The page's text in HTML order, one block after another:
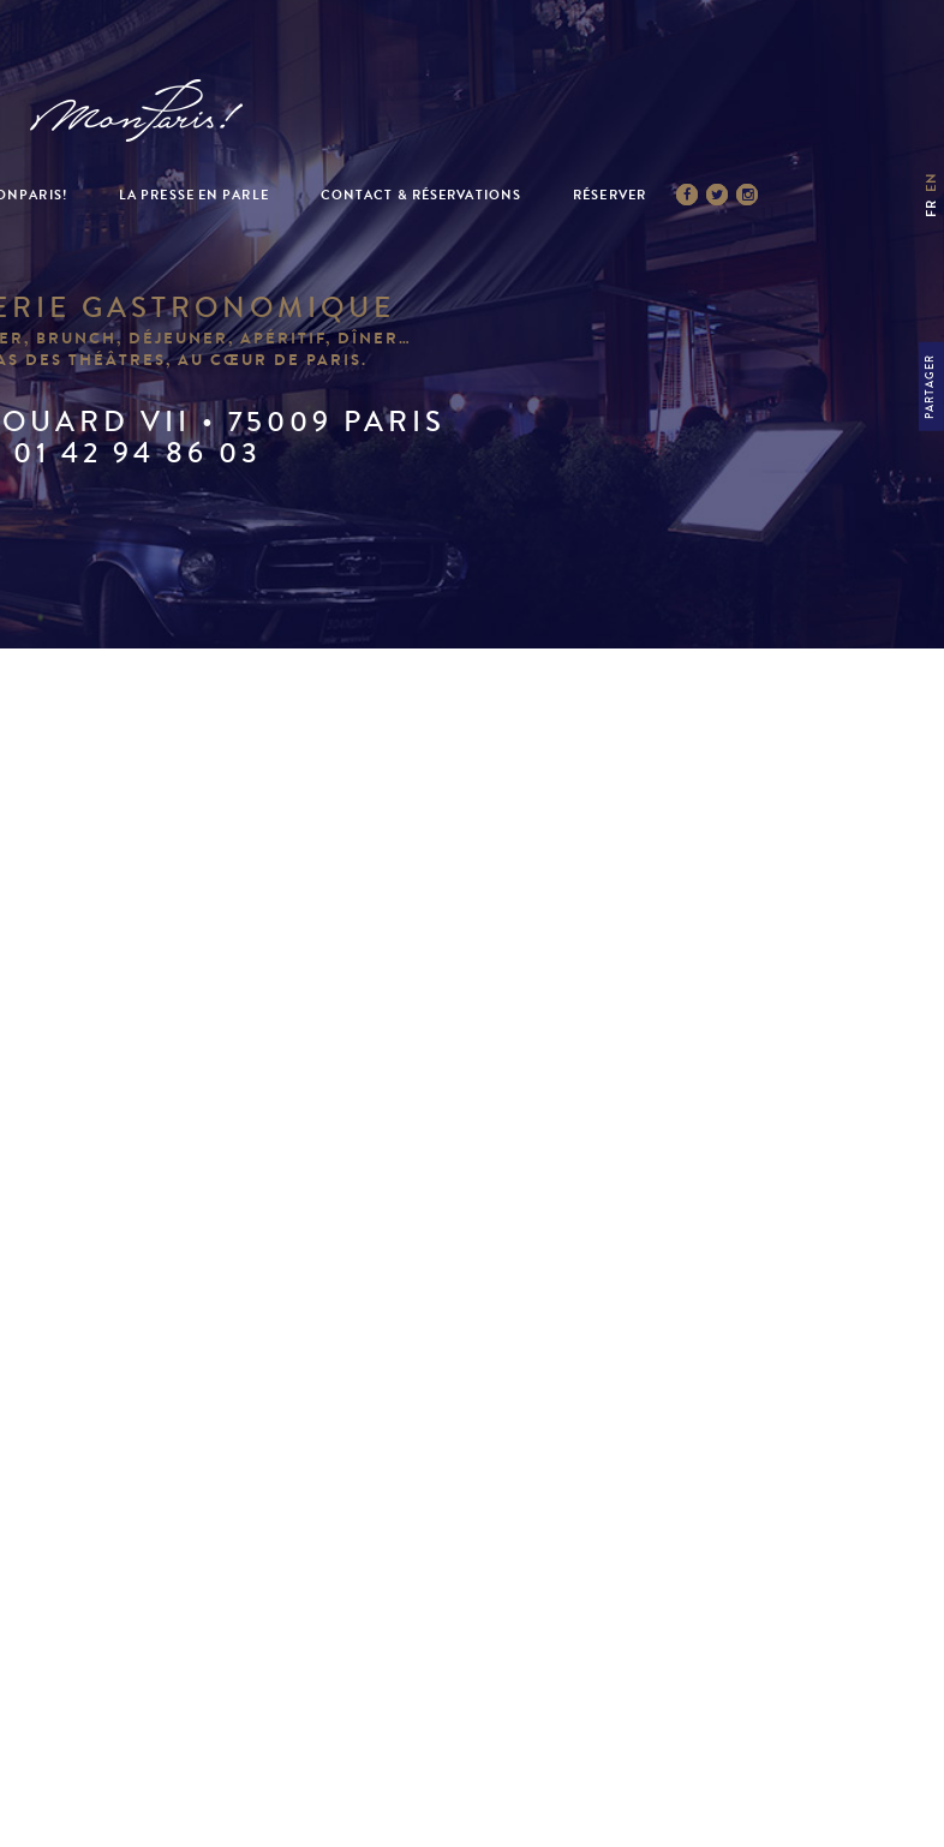
LA PRESSE EN PARLE CONTACT & RÉSERVATIONS RÉSERVER
FR
EN
PARTAGER
GASTRONOMIQUE
BRUNCH, DÉJEUNER, APÉRITIF, DÎNER…
DES THÉÂTRES, AU CŒUR DE PARIS.
VII • 75009 PARIS
01 42 94 86 03